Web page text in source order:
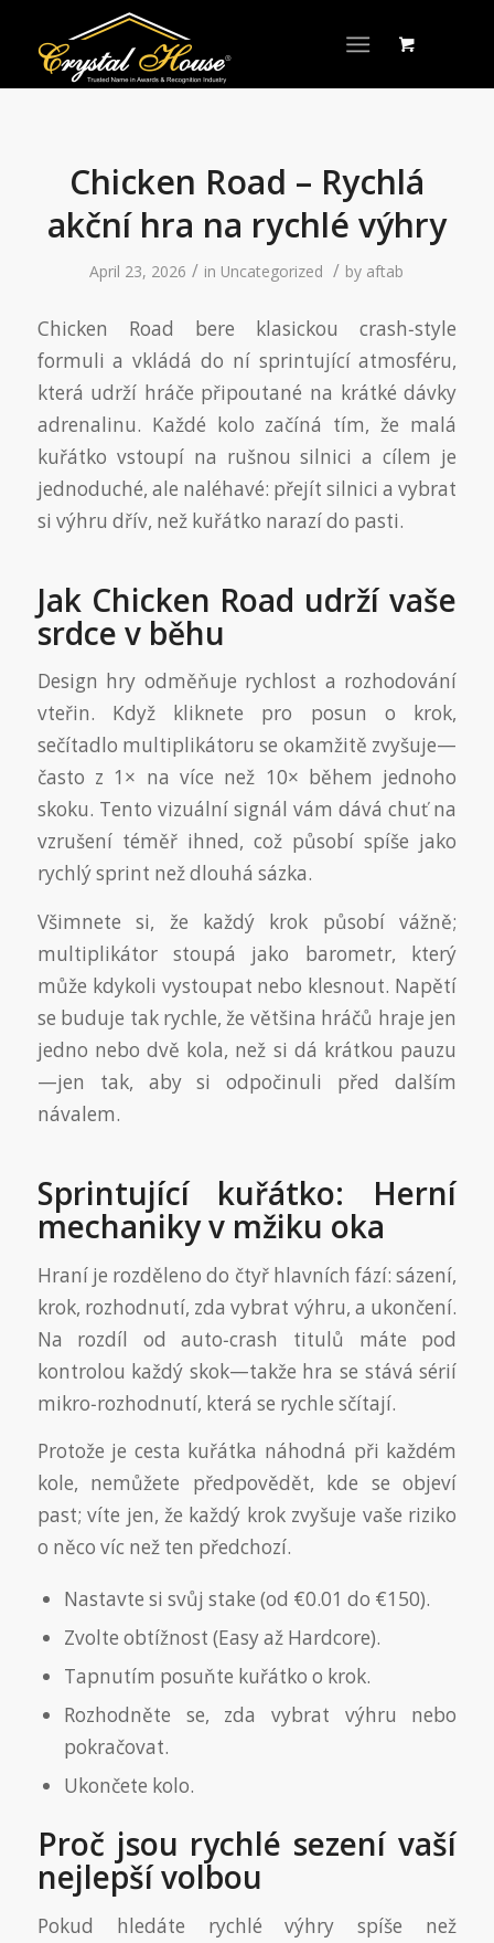
Chicken Road – Rychlá
akční hra na rychlé výhry
April 23, 2026 / in Uncategorized / by aftab
Chicken Road bere klasickou crash‑style
formuli a vkládá do ní sprintující atmosféru,
která udrží hráče připoutané na krátké dávky
adrenalinu. Každé kolo začíná tím, že malá
kuřátko vstoupí na rušnou silnici a cílem je
jednoduché, ale naléhavé: přejít silnici a vybrat
si výhru dřív, než kuřátko narazí do pasti.
Jak Chicken Road udrží vaše
srdce v běhu
Design hry odměňuje rychlost a rozhodování
vteřin. Když kliknete pro posun o krok,
sečítadlo multiplikátoru se okamžitě zvyšuje—
často z 1× na více než 10× během jednoho
skoku. Tento vizuální signál vám dává chuť na
vzrušení téměř ihned, což působí spíše jako
rychlý sprint než dlouhá sázka.
Všimnete si, že každý krok působí vážně;
multiplikátor stoupá jako barometr, který
může kdykoli vystoupat nebo klesnout. Napětí
se buduje tak rychle, že většina hráčů hraje jen
jedno nebo dvě kola, než si dá krátkou pauzu
—jen tak, aby si odpočinuli před dalším
návalem.
Sprintující kuřátko: Herní
mechaniky v mžiku oka
Hraní je rozděleno do čtyř hlavních fází: sázení,
krok, rozhodnutí, zda vybrat výhru, a ukončení.
Na rozdíl od auto‑crash titulů máte pod
kontrolou každý skok—takže hra se stává sérií
mikro‑rozhodnutí, která se rychle sčítají.
Protože je cesta kuřátka náhodná při každém
kole, nemůžete předpovědět, kde se objeví
past; víte jen, že každý krok zvyšuje vaše riziko
o něco víc než ten předchozí.
Nastavte si svůj stake (od €0.01 do €150).
Zvolte obtížnost (Easy až Hardcore).
Tapnutím posuňte kuřátko o krok.
Rozhodněte se, zda vybrat výhru nebo
pokračovat.
Ukončete kolo.
Proč jsou rychlé sezení vaší
nejlepší volbou
Pokud hledáte rychlé výhry spíše než